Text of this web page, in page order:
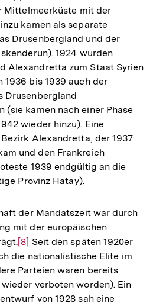
Mittelmeerküste mit der
kamen als separate
Drusenbergland und der
1924 wurden
Alexandretta zum Staat Syrien
1936 bis 1939 auch der
Drusenbergland
(sie kamen nach einer Phase
wieder hinzu). Eine
Alexandretta, der 1937
und den Frankreich
1939 endgültig an die
Provinz Hatay).
der Mandatszeit war durch
mit der europäischen
Zur
Auflösung
der
Fußnote
[8] Seit den späten 1920er
die nationalistische Elite im
Parteien waren bereits
verboten worden). Ein
von 1928 sah eine